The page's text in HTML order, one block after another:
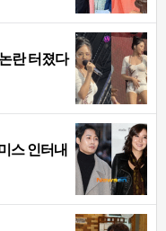
란 터졌다
스 인터내